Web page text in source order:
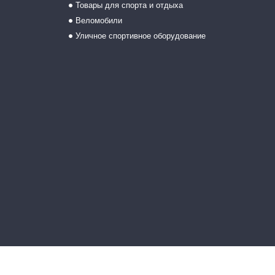
Товары для спорта и отдыха
Веломобили
Уличное спортивное оборудование